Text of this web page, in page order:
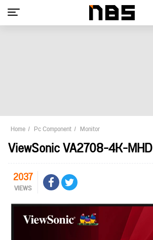
Home Pc Component Monitor
ViewSonic VA2708-4K-MHD
2037
VIEWS